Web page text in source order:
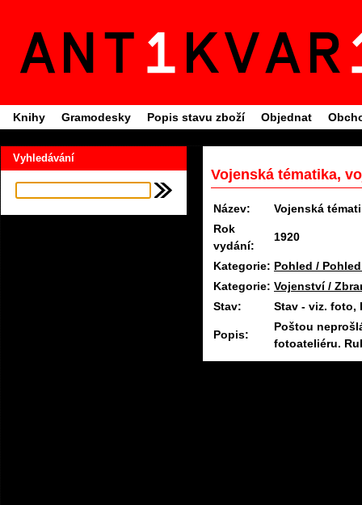
Knihy Gramodesky Popis stavu zboží Objednat
Vyhledávání
Vojenská tématika,
Název:
Vojenská
Rok
vydání:
1920
Kategorie: Pohled /
Kategorie: Vojenství /
Stav:
Stav - viz. foto,
Popis:
Poštou
fotoateliéru.